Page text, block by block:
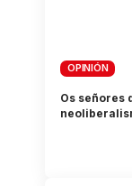
OPINIÓN
Os señores